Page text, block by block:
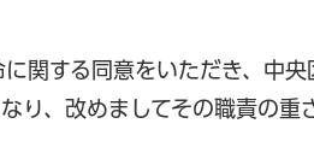
関する同意をいただき、中央
り、改めましてその職責の重